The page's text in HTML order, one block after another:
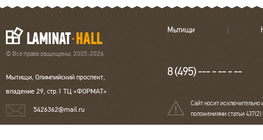
© Все права защищены. 2005-2026
Мытищи, Олимпийский проспект,
владение 29, стр.1 ТЦ «ФОРМАТ»
5426362@mail.ru
Мытищи
8 (495) --- - -- - --
Сайт носит исключительно
положениями статьи